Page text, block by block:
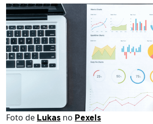
Foto de Lukas no Pexels